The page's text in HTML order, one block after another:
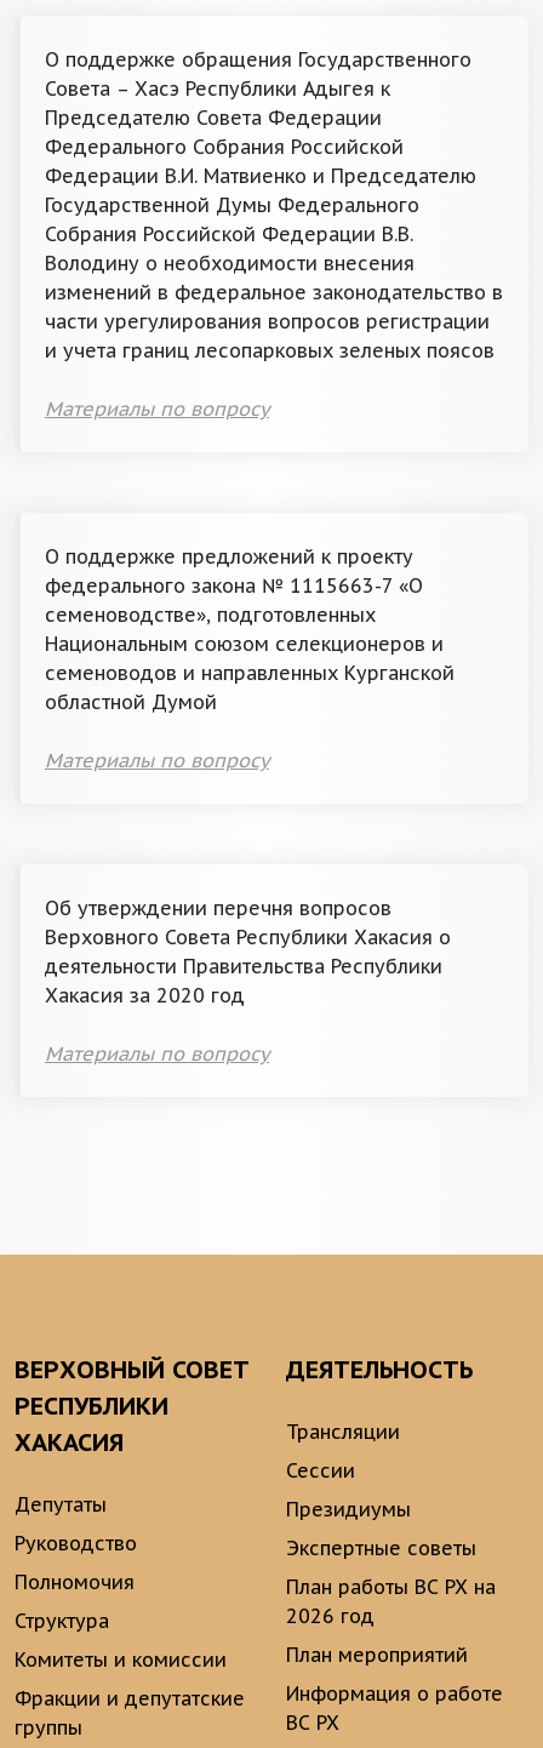
О поддержке обращения Государственного
Совета – Хасэ Республики Адыгея к
Председателю Совета Федерации
Федерального Собрания Российской
Федерации В.И. Матвиенко и Председателю
Государственной Думы Федерального
Собрания Российской Федерации В.В.
Володину о необходимости внесения
изменений в федеральное законодательство в
части урегулирования вопросов регистрации
и учета границ лесопарковых зеленых поясов
Материалы по вопросу
О поддержке предложений к проекту
федерального закона № 1115663-7 «О
семеноводстве», подготовленных
Национальным союзом селекционеров и
семеноводов и направленных Курганской
областной Думой
Материалы по вопросу
Об утверждении перечня вопросов
Верховного Совета Республики Хакасия о
деятельности Правительства Республики
Хакасия за 2020 год
Материалы по вопросу
ВЕРХОВНЫЙ СОВЕТ
РЕСПУБЛИКИ
ХАКАСИЯ
Депутаты
Руководство
Полномочия
Структура
Комитеты и комиссии
Фракции и депутатские
группы
ДЕЯТЕЛЬНОСТЬ
Трансляции
Сессии
Президиумы
Экспертные советы
План работы ВС РХ на
2026 год
План мероприятий
Информация о работе
ВС РХ